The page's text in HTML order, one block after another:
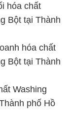
hóa chất
Bột tại Thành
hóa chất
Bột tại Thành
Washing
phố Hồ